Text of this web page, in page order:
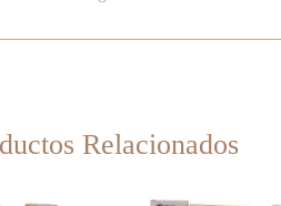
Relacionados